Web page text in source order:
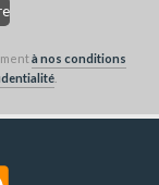
à nos conditions
.